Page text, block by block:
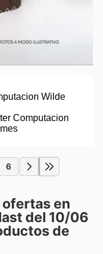
6
en
del 10/06
de